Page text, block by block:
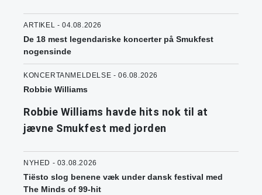
ARTIKEL - 04.08.2026
De 18 mest legendariske koncerter på Smukfest
nogensinde
KONCERTANMELDELSE - 06.08.2026
Robbie Williams
Robbie Williams havde hits nok til at
jævne Smukfest med jorden
NYHED - 03.08.2026
Tiësto slog benene væk under dansk festival med
The Minds of 99-hit